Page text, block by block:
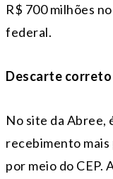
R$ 700 milhões
federal.
Descarte correto
No site da Abree,
recebimento mais
por meio do CEP.